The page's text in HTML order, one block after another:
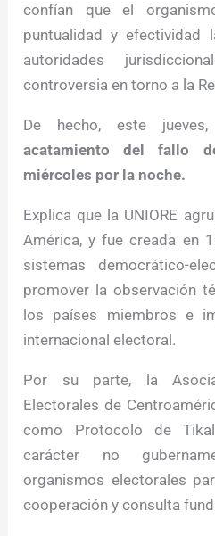
confían que el
puntualidad y efectividad
autoridades
controversia en torno a la
De hecho, este
acatamiento del fallo
miércoles por la noche.
Explica que la UNIORE
América, y fue creada en
sistemas democrático-
promover la observación
los países miembros e
internacional electoral.
Por su parte, la
Electorales de
como Protocolo de
carácter no
organismos electorales
cooperación y consulta